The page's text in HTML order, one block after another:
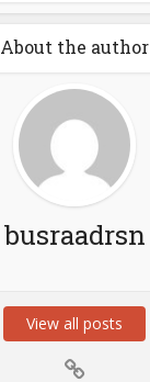
About the author
busraadrsn
View all posts